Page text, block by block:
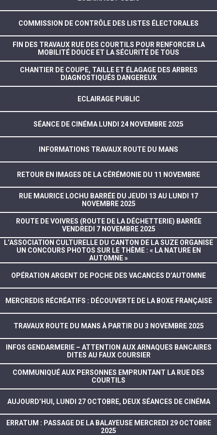
COMMISSION DE CONTRÔLE DES LISTES ÉLECTORALES
FIN DES TRAVAUX RUE DES COURTILS POUR RENFORCER LA
MOBILITÉ DOUCE ET LA SÉCURITÉ DE TOUS
CHANTIER DE COUPE, TAILLE ET ÉLAGAGE DES ARBRES
DIAGNOSTIQUÉS DANGEREUX
ECLAIRAGE PUBLIC
SÉANCE DE CINÉMA LUNDI 24 NOVEMBRE 2025
INFORMATIONS TRAVAUX ROUTE DU MANS
RETOUR EN IMAGES DE LA CÉRÉMONIE DU 11 NOVEMBRE
RUE MAURICE LOCHU BARRÉE DU JEUDI 13 AU LUNDI 17
NOVEMBRE 2025
ROUTE DE VOIVRES (ROUTE DE LA DÉCHETTERIE) BARRÉE
VENDREDI 7 NOVEMBRE 2025
L’ASSOCIATION CULTURELLE DU CANTON DE LA SUZE ORGANISE
UN CONCOURS PHOTOS SUR LE THÈME : « LA NATURE EN
AUTOMNE »
OPÉRATION ARGENT DE POCHE DES VACANCES D’AUTOMNE
MERCREDIS RÉCRÉATIFS : DÉCOUVERTE DE LA BOXE FRANÇAISE
TRAVAUX ROUTE DU MANS À PARTIR DU 3 NOVEMBRE 2025
INFOS GENDARMERIE – ATTENTION AUX ARNAQUES BANCAIRES
DITES AU FAUX COURSIER
COMMUNIQUÉ AUX PERSONNES EMPRUNTANT LA RUE DES
COURTILS
AUJOURD’HUI, LUNDI 27 OCTOBRE, DEUX SÉANCES DE CINÉMA
ERRATUM : PASSAGE DE LA BALAYEUSE MERCREDI 29 OCTOBRE
2025